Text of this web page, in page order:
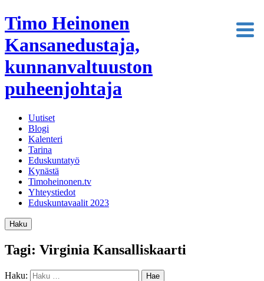
Timo Heinonen
Kansanedustaja,
kunnanvaltuuston
puheenjohtaja
Uutiset
Blogi
Kalenteri
Tarina
Eduskuntatyö
Kynästä
Timoheinonen.tv
Yhteystiedot
Eduskuntavaalit 2023
Haku
Tagi: Virginia Kansalliskaarti
Haku: